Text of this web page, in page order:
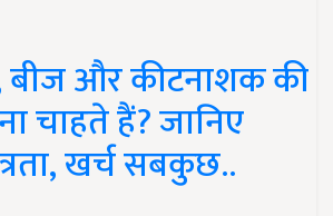
बीज और कीटनाशक की
चाहते हैं? जानिए
खर्च सबकुछ..